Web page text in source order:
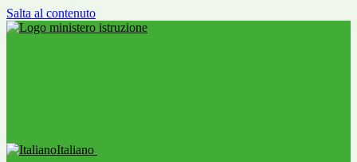
Salta al contenuto
Italiano